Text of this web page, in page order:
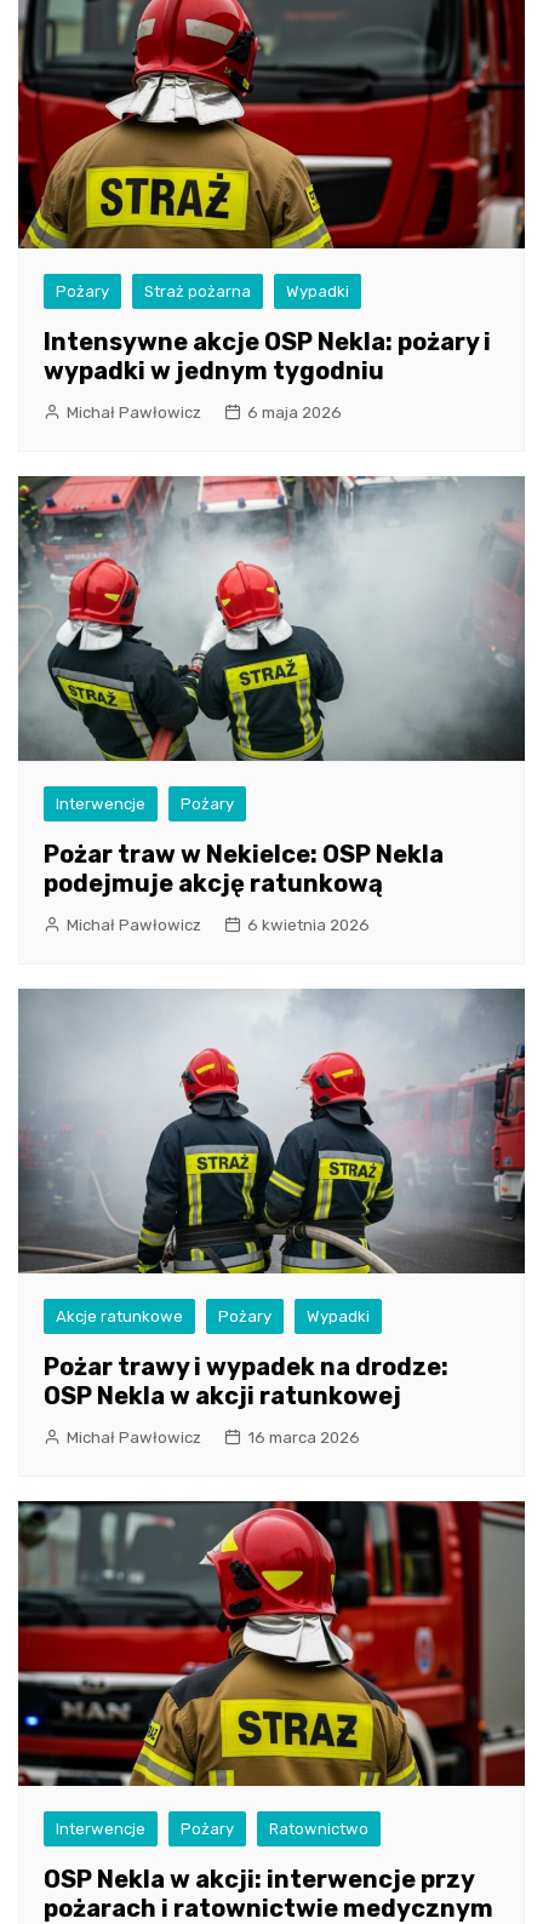
Pożary Straż pożarna Wypadki
Intensywne akcje OSP Nekla: pożary i
wypadki w jednym tygodniu
Michał Pawłowicz 6 maja 2026
Interwencje Pożary
Pożar traw w Nekielce: OSP Nekla
podejmuje akcję ratunkową
Michał Pawłowicz 6 kwietnia 2026
Akcje ratunkowe Pożary Wypadki
Pożar trawy i wypadek na drodze:
OSP Nekla w akcji ratunkowej
Michał Pawłowicz 16 marca 2026
Interwencje Pożary Ratownictwo
OSP Nekla w akcji: interwencje przy
pożarach i ratownictwie medycznym